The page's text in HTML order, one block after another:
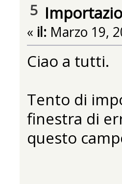
5
« il: Marzo 19,
Ciao a tutti.
Tento di
finestra di
questo